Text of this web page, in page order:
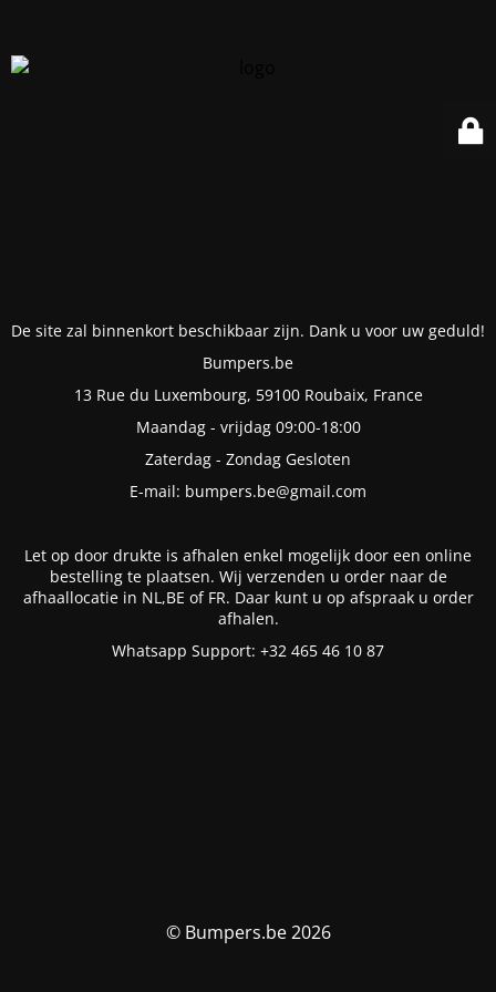
De site zal binnenkort beschikbaar zijn. Dank u voor uw geduld!
Bumpers.be
13 Rue du Luxembourg, 59100 Roubaix, France
Maandag - vrijdag 09:00-18:00
Zaterdag - Zondag Gesloten
E-mail: bumpers.be@gmail.com
Let op door drukte is afhalen enkel mogelijk door een online
bestelling te plaatsen. Wij verzenden u order naar de
afhaallocatie in NL,BE of FR. Daar kunt u op afspraak u order
afhalen.
Whatsapp Support: +32 465 46 10 87
© Bumpers.be 2026